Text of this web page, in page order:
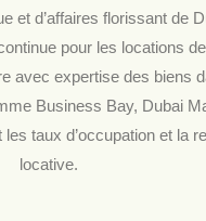
et d’affaires florissant de
pour les locations
avec expertise des biens
Business Bay, Dubai
taux d’occupation et la
locative.